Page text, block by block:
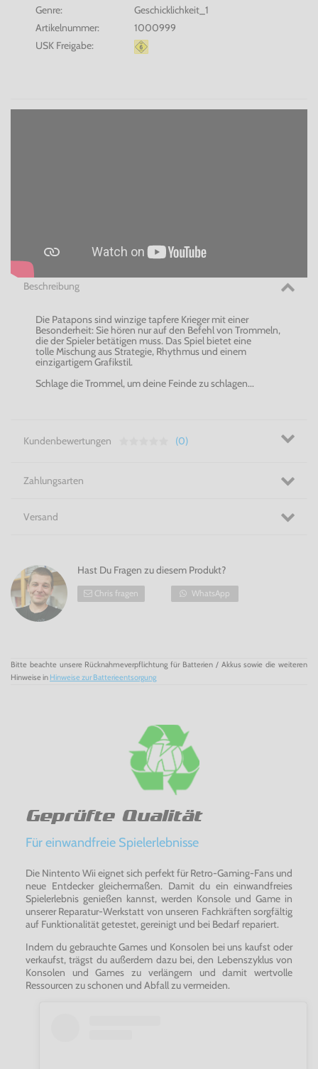
Genre:
Geschicklichkeit_1
Artikelnummer:
1000999
USK Freigabe:
Beschreibung
Die Patapons sind winzige tapfere Krieger mit einer
Besonderheit: Sie hören nur auf den Befehl von Trommeln,
die der Spieler betätigen muss. Das Spiel bietet eine
tolle Mischung aus Strategie, Rhythmus und einem
einzigartigem Grafikstil.
Schlage die Trommel, um deine Feinde zu schlagen...
Kundenbewertungen (0)
Zahlungsarten
Versand
Hast Du Fragen zu diesem Produkt?
Chris fragen WhatsApp
Bitte beachte unsere Rücknahmeverpflichtung für Batterien / Akkus sowie die weiteren
Hinweise in Hinweise zur Batterieentsorgung
Geprüfte Qualität
Für einwandfreie Spielerlebnisse
Die Nintento Wii eignet sich perfekt für Retro-Gaming-Fans und
neue Entdecker gleichermaßen. Damit du ein einwandfreies
Spielerlebnis genießen kannst, werden Konsole und Game in
unserer Reparatur-Werkstatt von unseren Fachkräften sorgfältig
auf Funktionalität getestet, gereinigt und bei Bedarf repariert.
Indem du gebrauchte Games und Konsolen bei uns kaufst oder
verkaufst, trägst du außerdem dazu bei, den Lebenszyklus von
Konsolen und Games zu verlängern und damit wertvolle
Ressourcen zu schonen und Abfall zu vermeiden.